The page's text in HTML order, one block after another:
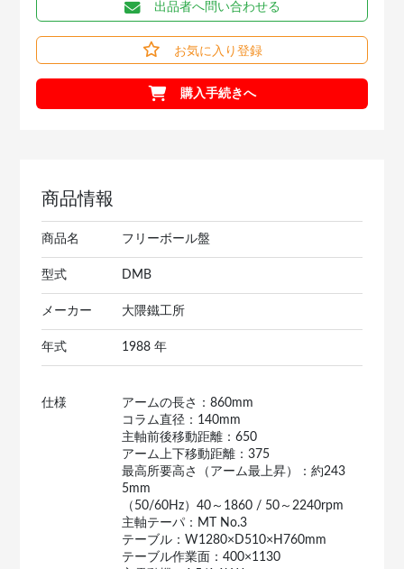
出品者へ問い合わせる
お気に入り登録
購入手続きへ
商品情報
商品名 フリーボール盤
型式 DMB
メーカー 大隈鐵工所
年式 1988 年
仕様
アームの長さ：860mm
コラム直径：140mm
主軸前後移動距離：650
アーム上下移動距離：375
最高所要高さ（アーム最上昇）：約243
5mm
（50/60Hz）40～1860 / 50～2240rpm
主軸テーパ：MT No.3
テーブル：W1280×D510×H760mm
テーブル作業面：400×1130